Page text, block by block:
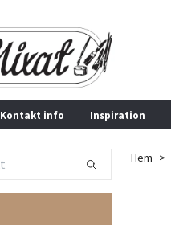
Kontakt info Inspiration
Hem